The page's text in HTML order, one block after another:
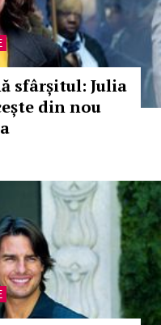
sfârșitul: Julia
din nou